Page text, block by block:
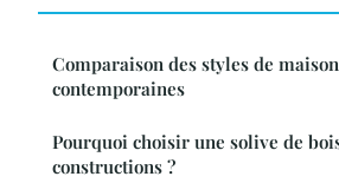
Comparaison des styles de
contemporaines
Pourquoi choisir une solive de
constructions ?